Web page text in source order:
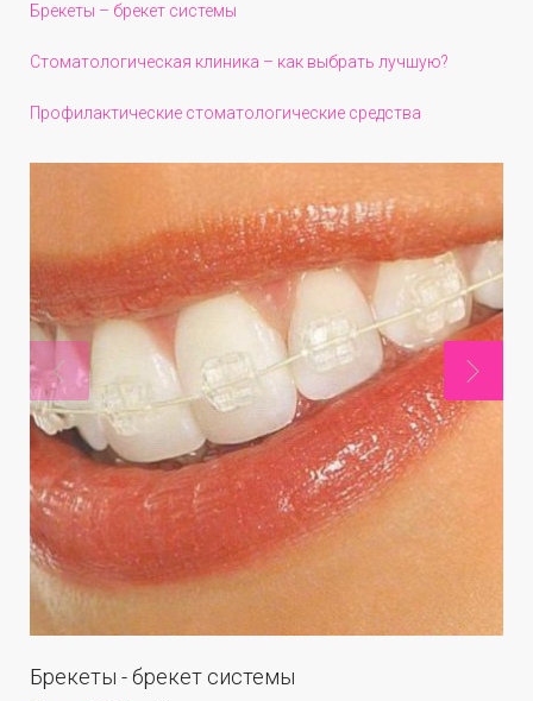
Брекеты – брекет системы
Стоматологическая клиника – как выбрать лучшую?
Профилактические стоматологические средства
Брекеты - брекет системы